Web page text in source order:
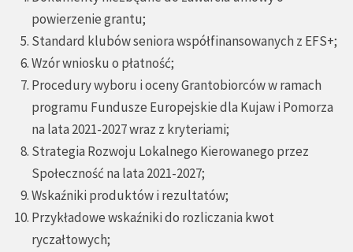
powierzenie grantu;
Standard klubów seniora współfinansowanych z EFS+;
Wzór wniosku o płatność;
Procedury wyboru i oceny Grantobiorców w ramach
programu Fundusze Europejskie dla Kujaw i Pomorza
na lata 2021-2027 wraz z kryteriami;
Strategia Rozwoju Lokalnego Kierowanego przez
Społeczność na lata 2021-2027;
Wskaźniki produktów i rezultatów;
Przykładowe wskaźniki do rozliczania kwot
ryczałtowych;